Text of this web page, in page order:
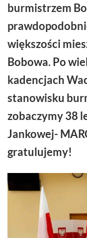
burmistrzem
większości
Bobowa. Po
kadencjach
stanowisku
zobaczymy 38
Jankowej-
gratulujemy!